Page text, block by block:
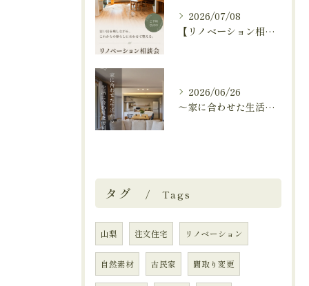
2026/07/08
【リノベーション相談会開催中🚩】
2026/06/26
～家に合わせた生活から、生活に合わせた便利な暮らしへ～
タグ Tags
山梨 注文住宅 リノベーション
自然素材 古民家 間取り変更